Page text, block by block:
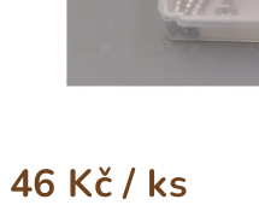
46 Kč/ ks